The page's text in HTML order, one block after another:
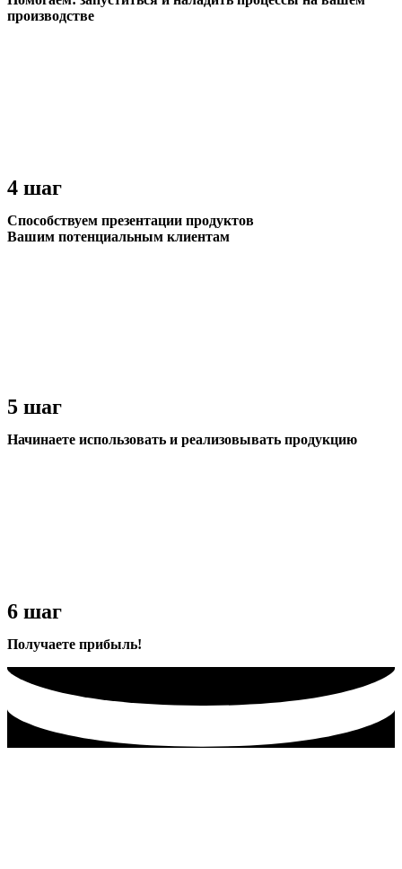
производстве
4 шаг
Способствуем презентации продуктов
Вашим потенциальным клиентам
5 шаг
Начинаете использовать и реализовывать продукцию
6 шаг
Получаете прибыль!